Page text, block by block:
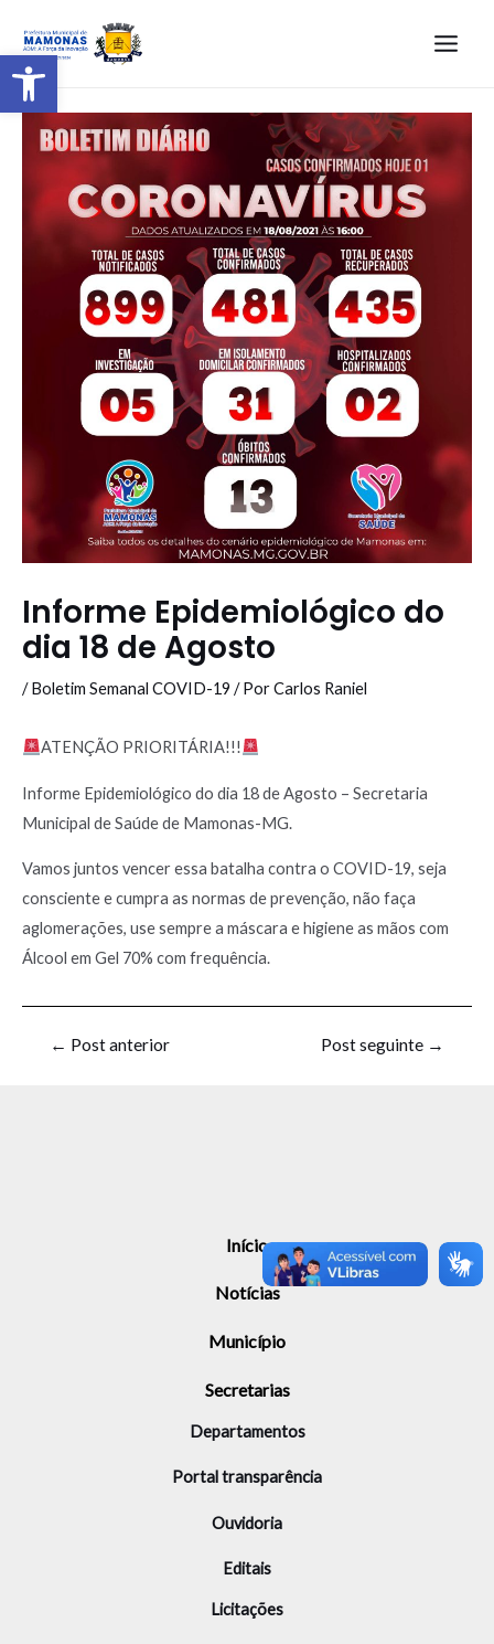
Barra de Ferramentas Aberta
Informe Epidemiológico do
dia 18 de Agosto
/Boletim Semanal COVID-19 / PorCarlos Raniel
ATENÇÃO PRIORITÁRIA!!!
Informe Epidemiológico do dia 18 de Agosto – Secretaria
Municipal de Saúde de Mamonas-MG.
Vamos juntos vencer essa batalha contra o COVID-19, seja
consciente e cumpra as normas de prevenção, não faça
aglomerações, use sempre a máscara e higiene as mãos com
Álcool em Gel 70% com frequência.
← Post anterior Post seguinte →
Início
Notícias
Município
Secretarias
Departamentos
Portal transparência
Ouvidoria
Editais
Licitações